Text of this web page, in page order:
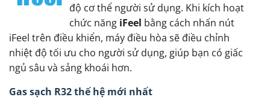
độ cơ thể người sử dụng. Khi kích hoạt
chức năng iFeel bằng cách nhấn nút
iFeel trên điều khiển, máy điều hòa sẽ điều chỉnh
nhiệt độ tối ưu cho người sử dụng, giúp bạn có giấc
ngủ sâu và sảng khoái hơn.
Gas sạch R32 thế hệ mới nhất